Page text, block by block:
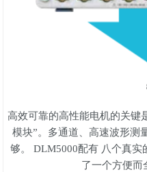
高效可靠的高性能电机的关键
模块”。多通道、高速波形测
够。 DLM5000配有 八个真
了一个方便而